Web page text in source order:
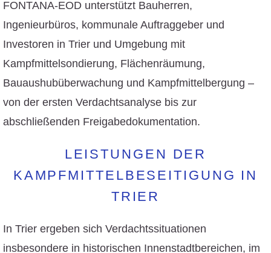
FONTANA-EOD unterstützt Bauherren,
Ingenieurbüros, kommunale Auftraggeber und
Investoren in Trier und Umgebung mit
Kampfmittelsondierung, Flächenräumung,
Bauaushubüberwachung und Kampfmittelbergung –
von der ersten Verdachtsanalyse bis zur
abschließenden Freigabedokumentation.
LEISTUNGEN DER
KAMPFMITTELBESEITIGUNG IN
TRIER
In Trier ergeben sich Verdachtssituationen
insbesondere in historischen Innenstadtbereichen, im